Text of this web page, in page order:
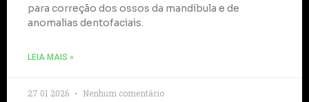
para correção dos ossos da mandíbula e de
anomalias dentofaciais.
LEIA MAIS »
27 01 2026 Nenhum comentário